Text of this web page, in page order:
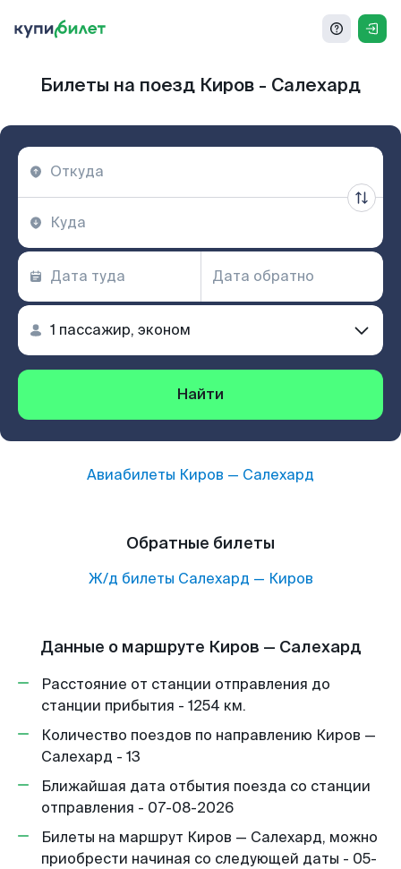
Билеты на поезд Киров - Салехард
Найти
Авиабилеты Киров — Салехард
Обратные билеты
Ж/д билеты Салехард — Киров
Данные о маршруте Киров — Салехард
Расстояние от станции отправления до
станции прибытия - 1254 км.
Количество поездов по направлению Киров —
Салехард - 13
Ближайшая дата отбытия поезда со станции
отправления - 07-08-2026
Билеты на маршрут Киров — Салехард, можно
приобрести начиная со следующей даты - 05-